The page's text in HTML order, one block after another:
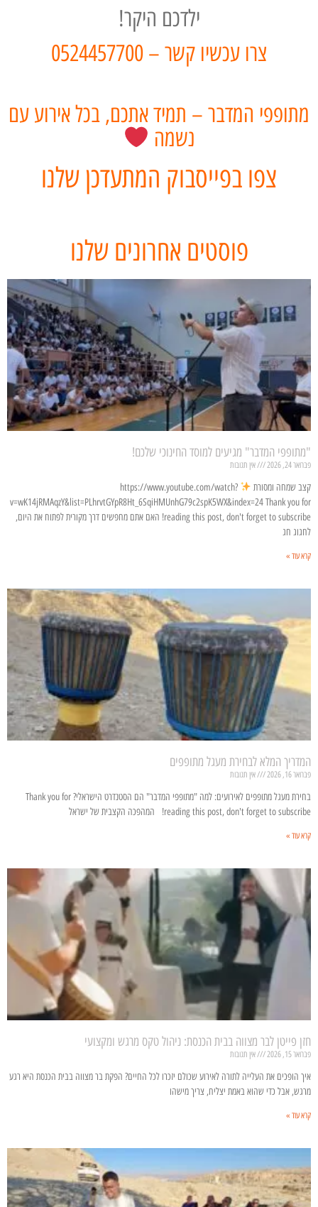
ילדכם היקר!
צרו עכשיו קשר – 0524457700
מתופפי המדבר – תמיד אתכם, בכל אירוע עם
נשמה
צפו בפייסבוק המתעדכן שלנו
פוסטים אחרונים שלנו
"מתופפי המדבר" מגיעים למוסד החינוכי שלכם!
פברואר 24, 2026 אין תגובות
קצב שמחה ומסורת
https://www.youtube.com/watch?
v=wK14jRMAqzY&list=PLhrvtGYpR8Ht_6SqiHMUnhG79c2spK5WX&index=24 Thank you for
reading this post, don't forget to subscribe! האם אתם מחפשים דרך מקורית לפתוח את היום,
לחגוג חג
קרא עוד »
המדריך המלא לבחירת מעגל מתופפים
פברואר 16, 2026 אין תגובות
בחירת מעגל מתופפים לאירועים: למה "מתופפי המדבר" הם הסטנדרט הישראלי? Thank you for
reading this post, don't forget to subscribe! המהפכה הקצבית של ישראל
קרא עוד »
חזן פייטן לבר מצווה בבית הכנסת: ניהול טקס מרגש ומקצועי
פברואר 15, 2026 אין תגובות
איך הופכים את העלייה לתורה לאירוע שכולם יזכרו לכל החיים? הפקת בר מצווה בבית הכנסת היא רגע
מרגש, אבל כדי שהוא באמת יצליח, צריך מישהו
קרא עוד »